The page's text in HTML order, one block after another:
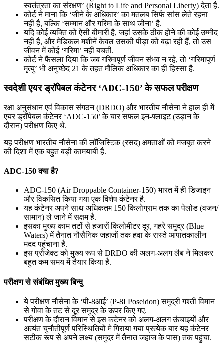
स्वतंत्रता का संरक्षण’ (Right to Life and Personal Liberty) देता है.
कोर्ट ने माना कि ‘जीने के अधिकार’ का मतलब सिर्फ सांस लेते रहना
नहीं है, बल्कि ‘सम्मान और गरिमा के साथ जीना’ है.
यदि कोई व्यक्ति को ऐसी बीमारी है, जहां उसके ठीक होने की कोई उम्मीद
नहीं है, और मेडिकल मशीनें केवल उसकी पीड़ा को बढ़ा रही हैं, तो उस
जीवन में कोई ‘गरिमा’ नहीं बचती.
कोर्ट ने फैसला दिया कि जब गरिमापूर्ण जीवन संभव न रहे, तो ‘गरिमापूर्ण
मृत्यु’ भी अनुच्छेद 21 के तहत मौलिक अधिकार का ही हिस्सा है.
स्वदेशी एयर ड्रॉपेबल कंटेनर ‘ADC-150’ के सफल परीक्षण
रक्षा अनुसंधान एवं विकास संगठन (DRDO) और भारतीय नौसेना ने हाल ही में
एयर ड्रॉपेबल कंटेनर ‘ADC-150’ के चार सफल इन-फ्लाइट (उड़ान के
दौरान) परीक्षण किए थे.
यह परीक्षण भारतीय नौसेना की लॉजिस्टिक (रसद) क्षमताओं को मजबूत करने
की दिशा में एक बहुत बड़ी कामयाबी है.
ADC-150 क्या है?
ADC-150 (Air Droppable Container-150) भारत में ही डिजाइन
और विकसित किया गया एक विशेष कंटेनर है.
यह कंटेनर अपने साथ अधिकतम 150 किलोग्राम तक का पेलोड (वजन/
सामान) ले जाने में सक्षम है.
इसका मुख्य काम तटों से हजारों किलोमीटर दूर, गहरे समुद्र (Blue
Waters) में तैनात नौसैनिक जहाजों तक हवा के रास्ते आपातकालीन
मदद पहुंचाना है.
इस प्रोजेक्ट को मुख्य रूप से DRDO की अलग-अलग लैब ने मिलकर
बहुत कम समय में तैयार किया है.
परीक्षण से संबंधित मुख्य बिन्दु
ये परीक्षण नौसेना के ‘पी-8आई’ (P-8I Poseidon) समुद्री गश्ती विमान
से गोवा के तट से दूर समुद्र के ऊपर किए गए.
परीक्षण के दौरान विमान से इस कंटेनर को अलग-अलग ऊंचाइयों और
अत्यंत चुनौतीपूर्ण परिस्थितियों में गिराया गया प्रत्येक बार यह कंटेनर
सटीक रूप से अपने लक्ष्य (समुद्र में तैनात जहाज के पास) तक पहुंचा.